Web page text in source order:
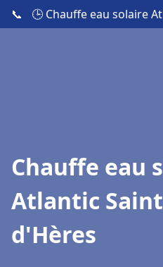
📞 🕒 Chauffe eau solaire
Chauffe eau
Atlantic
d'Hères